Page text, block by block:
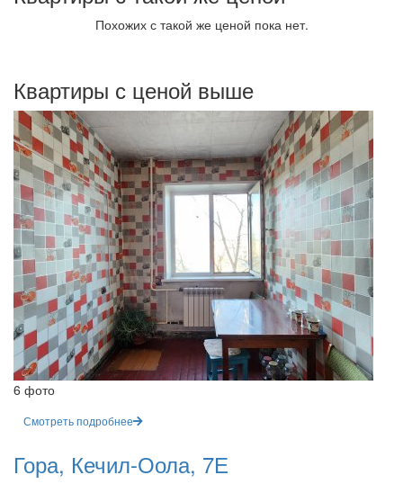
Похожих с такой же ценой пока нет.
Квартиры с ценой выше
6 фото
Смотреть подробнее
Гора, Кечил-Оола, 7Е